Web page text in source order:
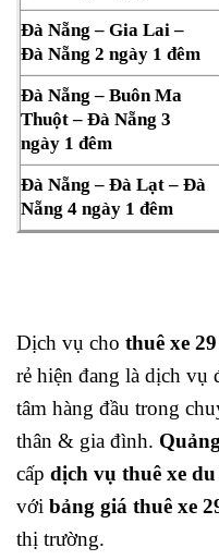
Đà Nẵng – Gia Lai –
Đà Nẵng 2 ngày 1 đêm
Đà Nẵng – Buôn Ma
Thuột – Đà Nẵng 3
ngày 1 đêm
Đà Nẵng – Đà Lạt – Đà
Nẵng 4 ngày 1 đêm
Dịch vụ cho thuê xe
rẻ hiện đang là dịch vụ
tâm hàng đầu trong
thân & gia đình.
cấp dịch vụ thuê xe
với bảng giá thuê xe
thị trường.